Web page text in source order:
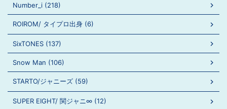
Number_i (218)
ROIROM/ タイプロ出身 (6)
SixTONES (137)
Snow Man (106)
STARTO/ジャニーズ (59)
SUPER EIGHT/ 関ジャニ∞ (12)